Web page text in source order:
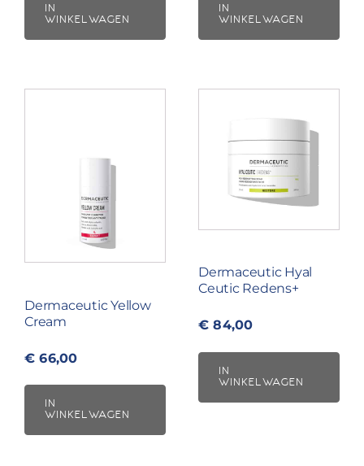
IN
WINKELWAGEN
IN
WINKELWAGEN
Dermaceutic Yellow
Cream
€ 66,00
IN
WINKELWAGEN
Dermaceutic Hyal
Ceutic Redens+
€ 84,00
IN
WINKELWAGEN